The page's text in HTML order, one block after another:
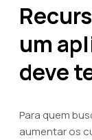
um
deve
Para quem
aumentar os